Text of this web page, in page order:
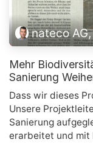
nateco
Mehr
Sanierung
Dass wir dieses
Unsere
Sanierung
erarbeitet und mit